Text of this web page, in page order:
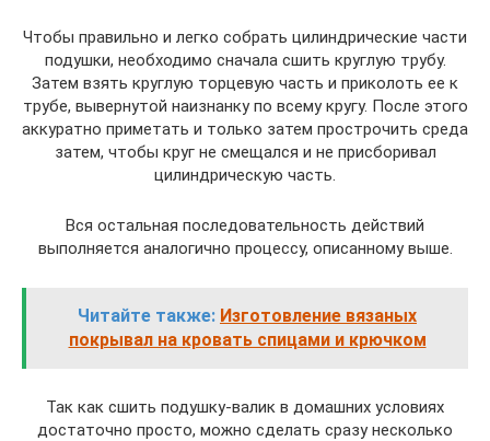
Чтобы правильно и легко собрать цилиндрические части
подушки, необходимо сначала сшить круглую трубу.
Затем взять круглую торцевую часть и приколоть ее к
трубе, вывернутой наизнанку по всему кругу. После этого
аккуратно приметать и только затем прострочить среда
затем, чтобы круг не смещался и не присборивал
цилиндрическую часть.
Вся остальная последовательность действий
выполняется аналогично процессу, описанному выше.
Читайте также: Изготовление вязаных
покрывал на кровать спицами и крючком
Так как сшить подушку-валик в домашних условиях
достаточно просто, можно сделать сразу несколько